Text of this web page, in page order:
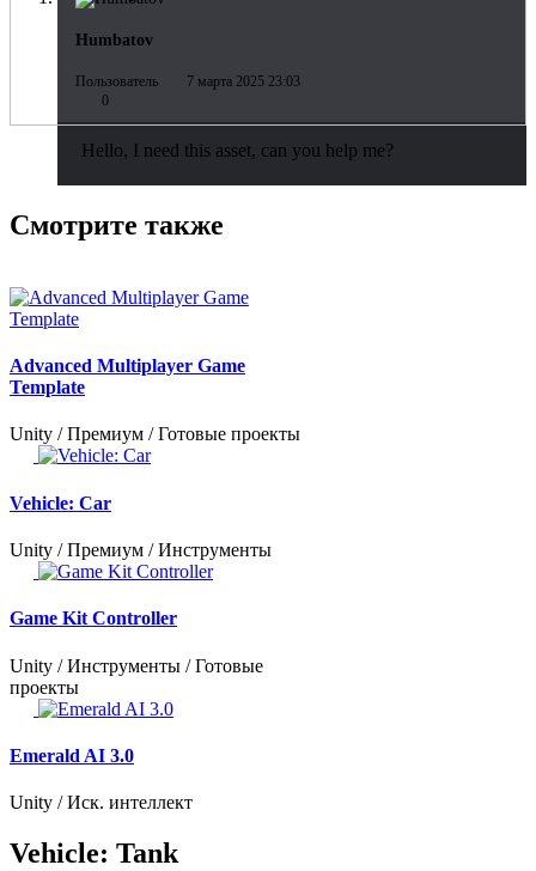
Humbatov
Пользователь
7 марта 2025 23:03
0
Hello, I need this asset, can you help me?
Смотрите также
Advanced Multiplayer Game
Template
Unity / Премиум / Готовые проекты
Vehicle: Car
Unity / Премиум / Инструменты
Game Kit Controller
Unity / Инструменты / Готовые
проекты
Emerald AI 3.0
Unity / Иск. интеллект
Vehicle: Tank